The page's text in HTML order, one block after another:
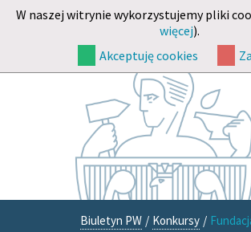
W naszej witrynie wykorzystujemy pliki
więcej).
Akceptuję cookies
Biuletyn PW / Konkursy /